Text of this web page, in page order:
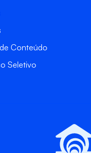
Conteúdo
Seletivo